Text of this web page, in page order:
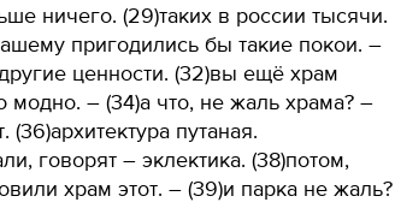
ничего. (29)таких в россии тысячи.
пригодились бы такие покои. –
ценности. (32)вы ещё храм
модно. – (34)а что, не жаль храма? –
путаная.
говорят – эклектика. (38)потом,
храм этот. – (39)и парка не жаль?